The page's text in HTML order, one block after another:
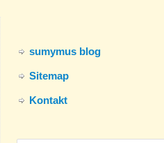
sumymus blog
Sitemap
Kontakt